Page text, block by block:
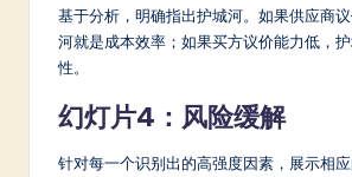
基于分析，明确指出护城河。如果供应商
河就是成本效率；如果买方议价能力低，
性。
幻灯片4：风险缓解
针对每一个识别出的高强度因素，展示相